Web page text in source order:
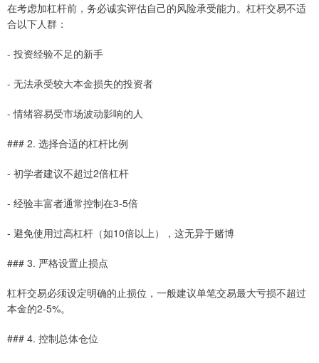
在考虑加杠杆前，务必诚实评估自己的风险承受能力。杠杆交易不适
合以下人群：
- 投资经验不足的新手
- 无法承受较大本金损失的投资者
- 情绪容易受市场波动影响的人
### 2. 选择合适的杠杆比例
- 初学者建议不超过2倍杠杆
- 经验丰富者通常控制在3-5倍
- 避免使用过高杠杆（如10倍以上），这无异于赌博
### 3. 严格设置止损点
杠杆交易必须设定明确的止损位，一般建议单笔交易最大亏损不超过
本金的2-5%。
### 4. 控制总体仓位